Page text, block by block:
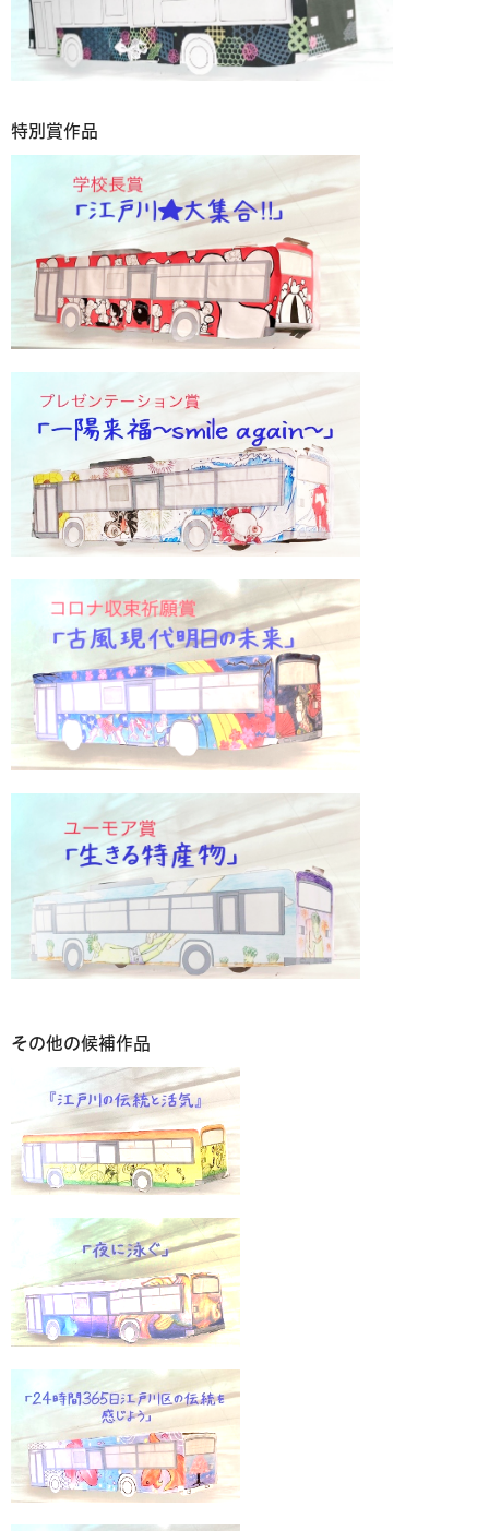
特別賞作品
その他の候補作品